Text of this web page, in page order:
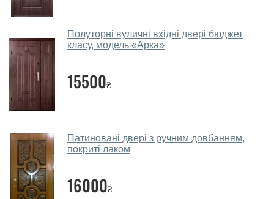
салоні-магазині.
Які двері вхідні порадите?
Наші рекомендації залежать від необхідних
параметрів, бюджету та інших факторів. Підбір
вхідних дверей проводиться індивідуально для
кожного відвідувача.
Так, робимо. Наші фахівці можуть зробити замір та
консультацію на виїзді. Кожен співробітник має із
собою каталоги кольорів та візерунків. Після виміру та
консультації Ви можете оформити заявку, не
Полуторні вуличні вхідні двері бюджет
класу, модель «Арка»
15500₴
Патиновані двері з ручним довбанням,
покриті лаком
16000₴